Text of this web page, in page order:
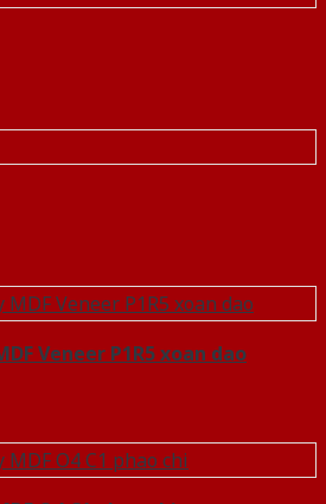
Veneer P1R5 xoan dao